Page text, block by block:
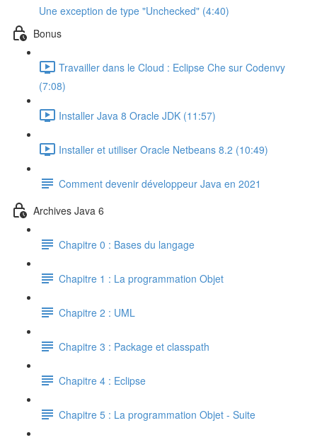
Une exception de type "Unchecked" (4:40)
Bonus
Travailler dans le Cloud : Eclipse Che sur Codenvy
(7:08)
Installer Java 8 Oracle JDK (11:57)
Installer et utiliser Oracle Netbeans 8.2 (10:49)
Comment devenir développeur Java en 2021
Archives Java 6
Chapitre 0 : Bases du langage
Chapitre 1 : La programmation Objet
Chapitre 2 : UML
Chapitre 3 : Package et classpath
Chapitre 4 : Eclipse
Chapitre 5 : La programmation Objet - Suite